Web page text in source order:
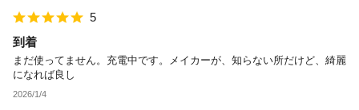
5
到着
まだ使ってません。充電中です。メイカーが、知らない所だけど、綺麗
になれば良し
2026/1/4